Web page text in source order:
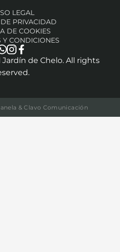
Jardín de Chelo. All rights
LEGAL
PRIVACIDAD
DE COOKIES
Y CONDICIONES
& Clavo Comunicación